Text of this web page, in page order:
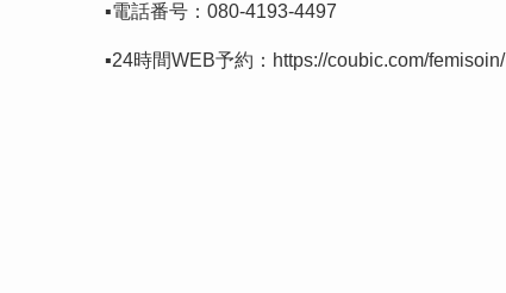
▪️電話番号： 080-4193-4497
▪️24時間WEB予約： https://coubic.com/femisoin/